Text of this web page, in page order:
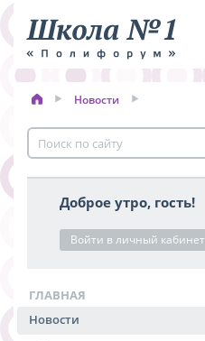
Новости
Доброе утро, гость!
Войти в личный кабинет
ГЛАВНАЯ
Новости